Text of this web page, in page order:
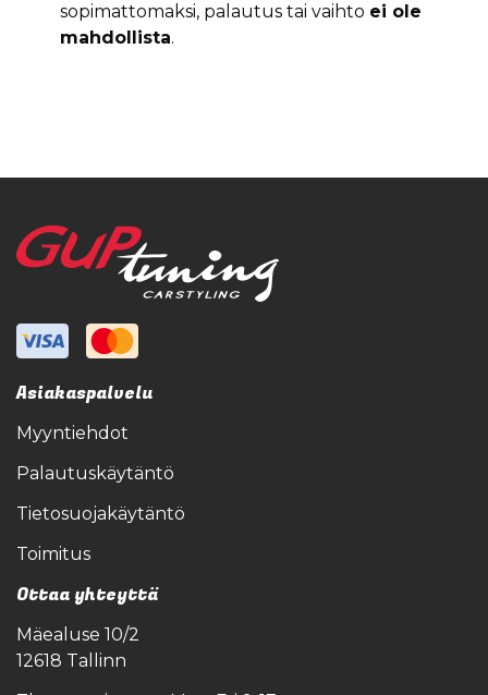
sopimattomaksi, palautus tai vaihto ei ole
mahdollista.
Asiakaspalvelu
Myyntiehdot
Palautuskäytäntö
Tietosuojakäytäntö
Toimitus
Ottaa yhteyttä
Mäealuse 10/2
12618 Tallinn